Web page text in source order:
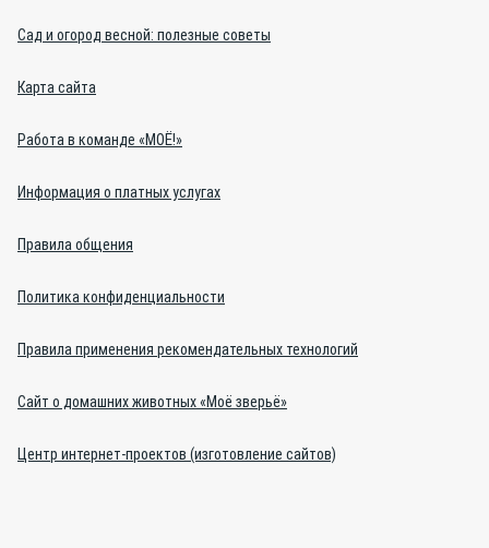
Сад и огород весной: полезные советы
Карта сайта
Работа в команде «МОЁ!»
Информация о платных услугах
Правила общения
Политика конфиденциальности
Правила применения рекомендательных технологий
Сайт о домашних животных «Моё зверьё»
Центр интернет-проектов (изготовление сайтов)